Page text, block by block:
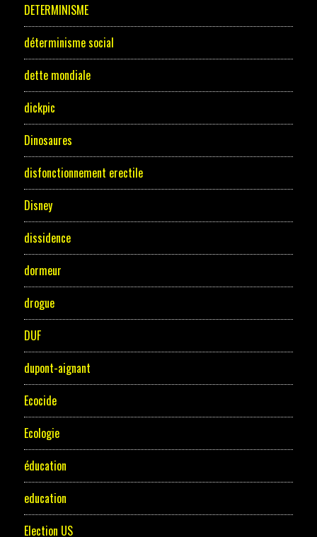
DETERMINISME
déterminisme social
dette mondiale
dickpic
Dinosaures
disfonctionnement erectile
Disney
dissidence
dormeur
drogue
DUF
dupont-aignant
Ecocide
Ecologie
éducation
education
Election US